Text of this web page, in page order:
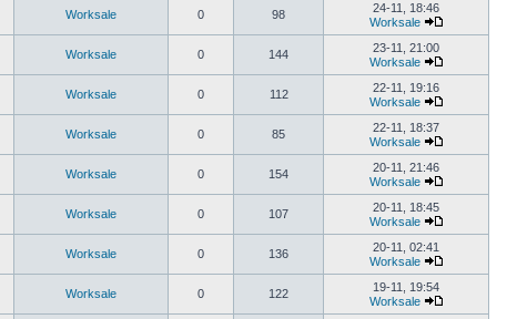
Worksale 0 98
24-11, 18:46
Worksale
Worksale 0 144
23-11, 21:00
Worksale
Worksale 0 112
22-11, 19:16
Worksale
Worksale 0 85
22-11, 18:37
Worksale
Worksale 0 154
20-11, 21:46
Worksale
Worksale 0 107
20-11, 18:45
Worksale
Worksale 0 136
20-11, 02:41
Worksale
Worksale 0 122
19-11, 19:54
Worksale